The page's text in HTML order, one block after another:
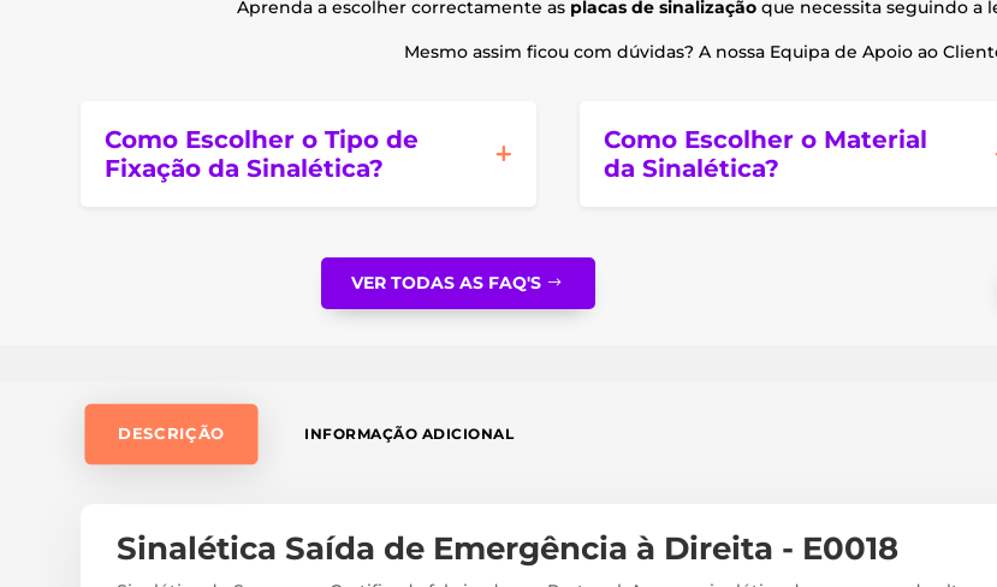
Aprenda a escolher correctamente as placas de sinalização que necessita seguindo a
Mesmo assim ficou com dúvidas? A nossa Equipa de Apoio ao
Como Escolher o Tipo de
Fixação da Sinalética?
Como Escolher o Material
da Sinalética?
VER TODAS AS FAQ'S
DESCRIÇÃO INFORMAÇÃO ADICIONAL
Sinalética Saída de Emergência à Direita - E0018